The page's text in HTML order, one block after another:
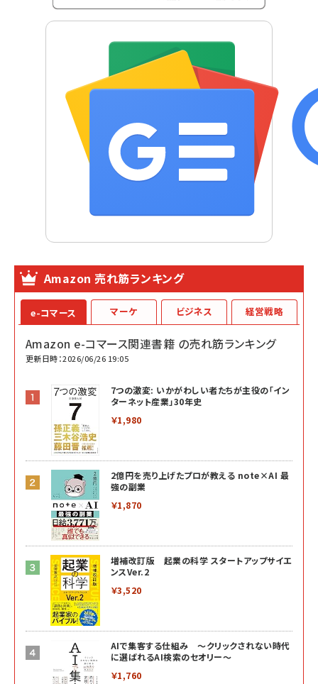
Amazon 売れ筋ランキング
e-コマース
Amazon e-コマース関連書籍 の売れ筋ランキング
更新日時：2026/06/26 19:05
7つの激変: いかがわしい者たちが主役の「イン
ターネット産業」30年史
￥1,980
2億円を売り上げたプロが教える note×AI 最
強の副業
￥1,870
増補改訂版 起業の科学 スタートアップサイエ
ンスVer.2
￥3,520
AIで集客する仕組み ～クリックされない時代
に選ばれるAI検索のセオリー～
￥1,760
マーケ ビジネス 経営戦略